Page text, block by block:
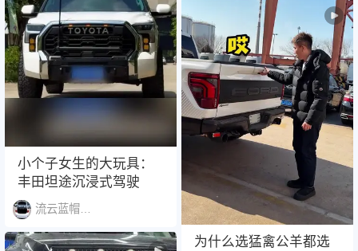
小个子女生的大玩具：
丰田坦途沉浸式驾驶
流云蓝帽店长
为什么选猛禽公羊都选